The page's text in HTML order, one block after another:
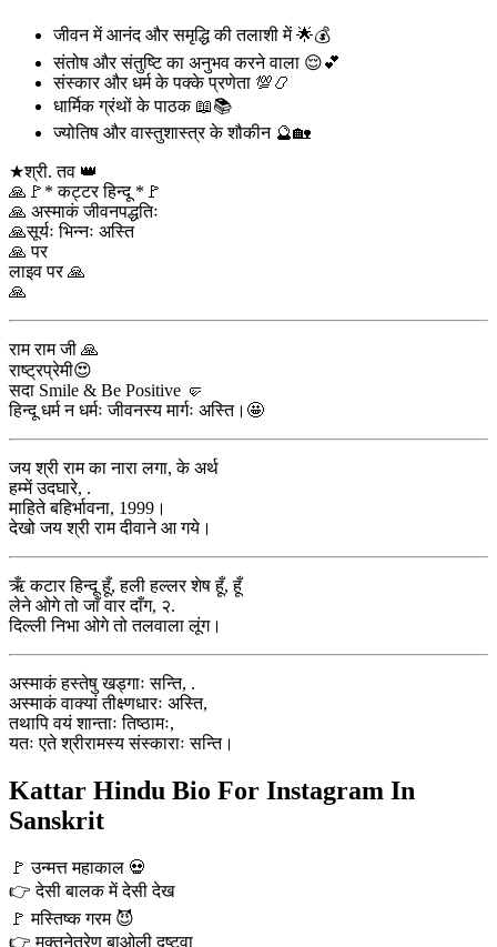
जीवन में आनंद और समृद्धि की तलाशी में 🌟💰
संतोष और संतुष्टि का अनुभव करने वाला 😌💕
संस्कार और धर्म के पक्के प्रणेता 💯📿
धार्मिक ग्रंथों के पाठक 📖📚
ज्योतिष और वास्तुशास्त्र के शौकीन 🔮🏡
★श्री. तव 👑
🙏🚩* कट्टर हिन्दू *🚩
🙏 अस्माकं जीवनपद्धतिः
🙏सूर्यः भिन्नः अस्ति
🙏 पर
लाइव पर 🙏
🙏
राम राम जी 🙏
राष्ट्रप्रेमी😍
सदा Smile & Be Positive 🤛
हिन्दू धर्म न धर्मः जीवनस्य मार्गः अस्ति।🤩
जय श्री राम का नारा लगा, के अर्थ
हम्में उदघारे, .
माहिते बहिर्भावना, 1999।
देखो जय श्री राम दीवाने आ गये।
ऋँ कटार हिन्दू हूँ, हली हल्लर शेष हूँ, हूँ
लेने ओगे तो जाँ वार दाँग, २.
दिल्ली निभा ओगे तो तलवाला लूंग।
अस्माकं हस्तेषु खड्गाः सन्ति, .
अस्माकं वाक्यां तीक्ष्णधारः अस्ति,
तथापि वयं शान्ताः तिष्ठामः,
यतः एते श्रीरामस्य संस्काराः सन्ति।
Kattar Hindu Bio For Instagram In
Sanskrit
🚩 उन्मत्त महाकाल 💀
👉 देसी बालक में देसी देख
🚩 मस्तिष्क गरम 😈
👉 मुक्तनेत्रेण बाओली दृष्ट्वा